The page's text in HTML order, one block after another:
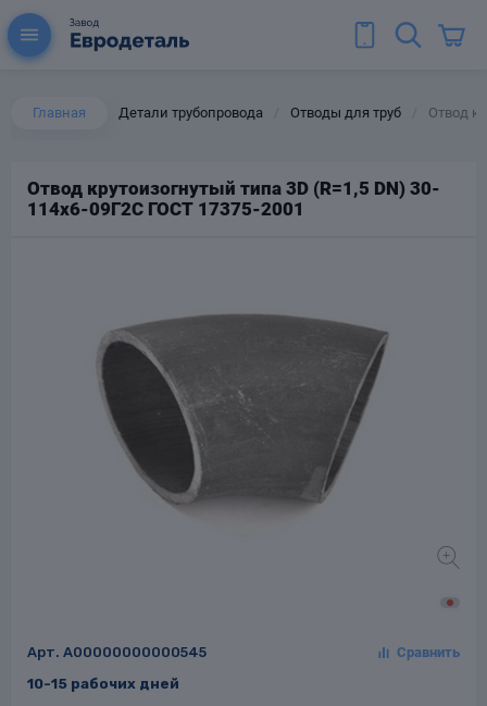
Главная Детали трубопровода Отводы для труб Отвод
Отвод крутоизогнутый типа 3D (R=1,5 DN) 30-
114х6-09Г2С ГОСТ 17375-2001
Арт. A00000000000545
10-15 рабочих дней
для труб
Тройники стальные